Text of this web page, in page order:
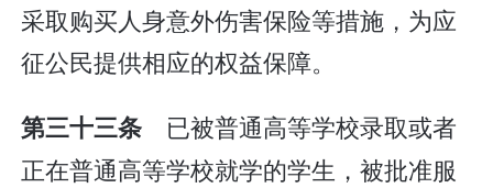
采取购买人身意外伤害保险等措施，为应
征公民提供相应的权益保障。
第三十三条 已被普通高等学校录取或者
正在普通高等学校就学的学生，被批准服